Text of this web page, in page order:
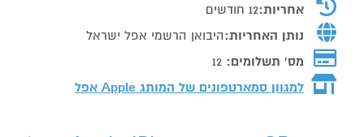
אחריות:12 חודשים
נותן האחריות:היבואן הרשמי אפל ישראל
מס' תשלומים: 12
למגוון סמארטפונים של המותג Apple אפל